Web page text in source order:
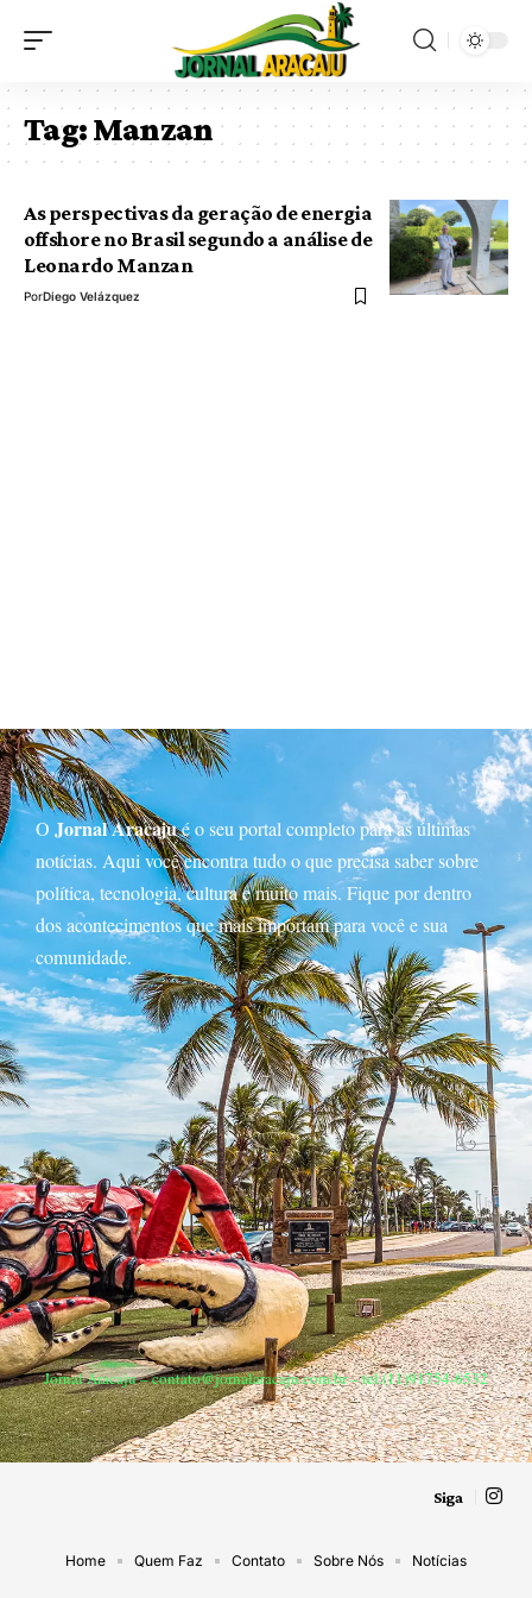
Tag:Manzan
As perspectivas da geração de energia
offshore no Brasil segundo a análise de
Leonardo Manzan
PorDiego Velázquez
O Jornal Aracajué o seu portal completo para as últimas
notícias. Aqui você encontra tudo o que precisa saber sobre
política, tecnologia, cultura e muito mais. Fique por dentro
dos acontecimentos que mais importam para você e sua
comunidade.
Jornal Aracaju –contato@jornalaracaju.com.br– tel.(11)91754-6532
Siga
Home Quem Faz Contato Sobre Nós Notícias